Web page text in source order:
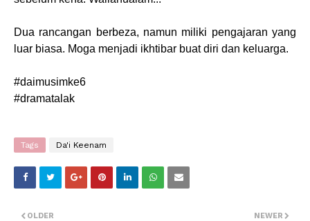
Dua rancangan berbeza, namun miliki pengajaran yang
luar biasa. Moga menjadi ikhtibar buat diri dan keluarga.
#daimusimke6
#dramatalak
Tags Da'i Keenam
NEWER
OLDER